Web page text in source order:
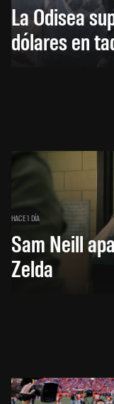
La Odisea
dólares en
HACE 1 DÍA
Sam Neill
Zelda